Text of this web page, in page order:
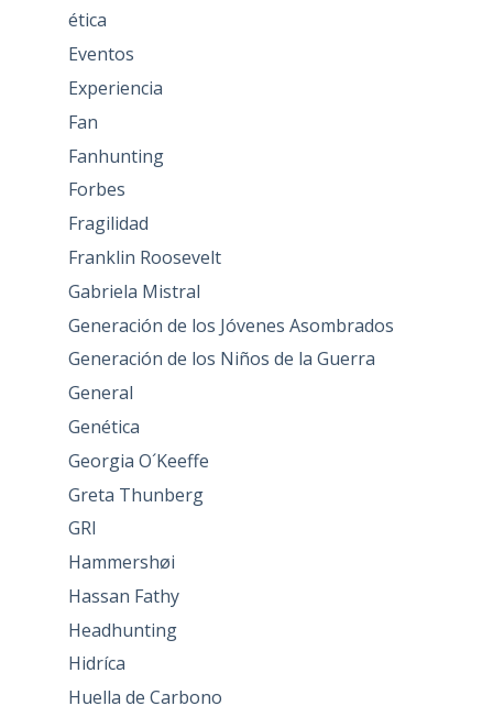
ética
Eventos
Experiencia
Fan
Fanhunting
Forbes
Fragilidad
Franklin Roosevelt
Gabriela Mistral
Generación de los Jóvenes Asombrados
Generación de los Niños de la Guerra
General
Genética
Georgia O´Keeffe
Greta Thunberg
GRI
Hammershøi
Hassan Fathy
Headhunting
Hidríca
Huella de Carbono